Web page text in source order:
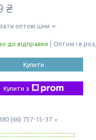
₴
оптові ціни
до відправки Оптом і в
Купити
Купити з
(66) 757-15-37